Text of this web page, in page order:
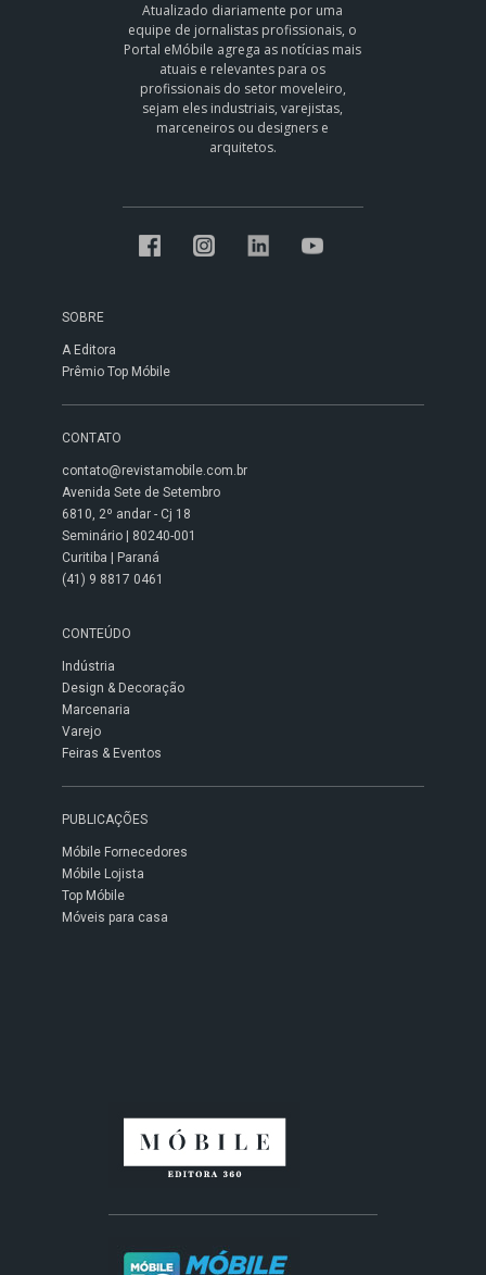
Atualizado diariamente por uma
equipe de jornalistas profissionais, o
Portal eMóbile agrega as notícias mais
atuais e relevantes para os
profissionais do setor moveleiro,
sejam eles industriais, varejistas,
marceneiros ou designers e
arquitetos.
SOBRE
A Editora
Prêmio Top Móbile
CONTATO
contato@revistamobile.com.br
Avenida Sete de Setembro
6810, 2º andar - Cj 18
Seminário | 80240-001
Curitiba | Paraná
(41) 9 8817 0461
CONTEÚDO
Indústria
Design & Decoração
Marcenaria
Varejo
Feiras & Eventos
PUBLICAÇÕES
Móbile Fornecedores
Móbile Lojista
Top Móbile
Móveis para casa